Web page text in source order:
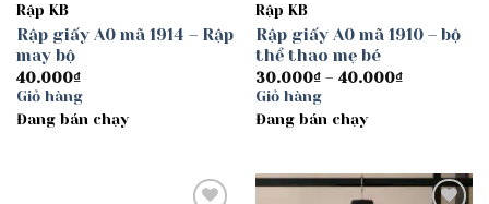
Rập KB
Rập giấy A0 mã 1914 – Rập
may bộ
40.000₫
Giỏ hàng
Đang bán chạy
Rập KB
Rập giấy A0 mã 1910 – bộ
thể thao mẹ bé
30.000₫ – 40.000₫Khoảng
Giỏ hàng
Đang bán chạy